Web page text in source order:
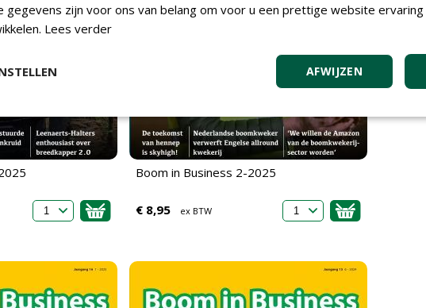
Boom in Business 2-2025
€ 8,95 ex BTW
gegevens zijn voor ons van belang om voor u een prettige website ervaring
Lees verder
AFWIJZEN